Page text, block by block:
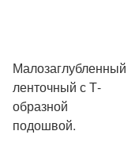
Малозаглубленный
ленточный с Т-
образной
подошвой.